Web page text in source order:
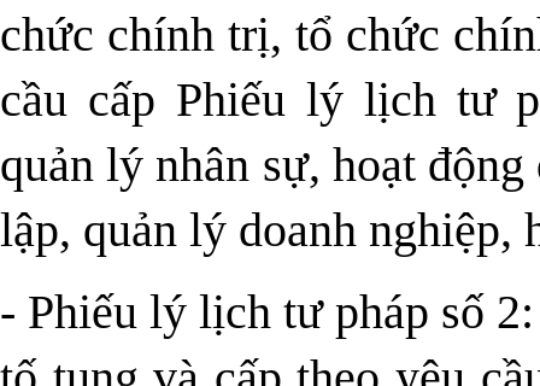
chức chính trị, tổ chức
cầu cấp Phiếu lý lịch tư
quản lý nhân sự, hoạt
lập, quản lý doanh nghiệp,
- Phiếu lý lịch tư pháp số